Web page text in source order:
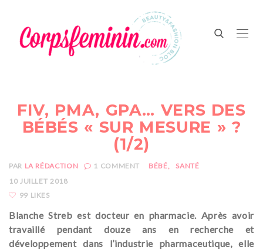
FIV, PMA, GPA… VERS DES
BÉBÉS « SUR MESURE » ?
(1/2)
PAR LA RÉDACTION 1 COMMENT BÉBÉ
SANTÉ
10 JUILLET 2018
99 LIKES
Blanche Streb est docteur en pharmacie. Après avoir
travaillé pendant douze ans en recherche et
développement dans l’industrie pharmaceutique, elle